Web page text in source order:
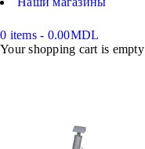
0 items - 0.00MDL
Your shopping cart is empty